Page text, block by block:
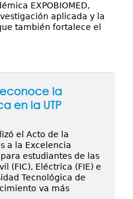
EXPOBIOMED,
aplicada y la
también fortalece el
la
en la UTP
el Acto de la
a la Excelencia
para estudiantes de las
(FIC), Eléctrica (FIE) e
Tecnológica de
va más